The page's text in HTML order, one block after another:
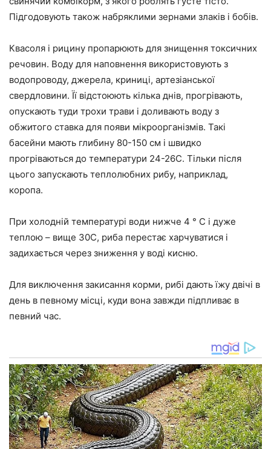
Підгодовують також набряклими зернами злаків і бобів.
Квасоля і рицину пропарюють для знищення токсичних
речовин. Воду для наповнення використовують з
водопроводу, джерела, криниці, артезіанської
свердловини. Її відстоюють кілька днів, прогрівають,
опускають туди трохи трави і доливають воду з
обжитого ставка для появи мікроорганізмів. Такі
басейни мають глибину 80-150 см і швидко
прогріваються до температури 24-26С. Тільки після
цього запускають теплолюбних рибу, наприклад,
коропа.
При холодній температурі води нижче 4 ° С і дуже
теплою – вище 30С, риба перестає харчуватися і
задихається через зниження у воді кисню.
Для виключення закисання корми, рибі дають їжу двічі в
день в певному місці, куди вона завжди підпливає в
певний час.